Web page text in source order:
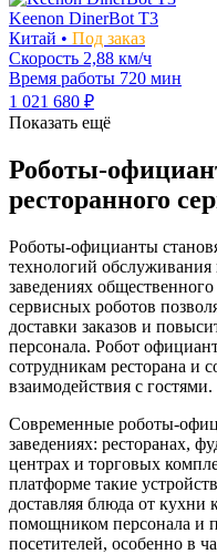
Keenon DinerBot T3
Китай • Под заказ
Скорость 2,88 км/ч
Время работы 720 мин
1 021 680 ₽
Показать ещё
Роботы-
ресторанного
Роботы-официанты
технологий обслуживания
заведениях
сервисных роботов
доставки заказов и
персонала. Робот
сотрудникам ресторана и
взаимодействия с гостями.
Современные роботы-
заведениях: ресторанах,
центрах и торговых
платформе такие
доставляя блюда от кухни
помощником персонала и
посетителей, особенно в